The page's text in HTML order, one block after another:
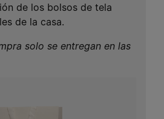
de los bolsos de tela
de la casa.
solo se entregan en las